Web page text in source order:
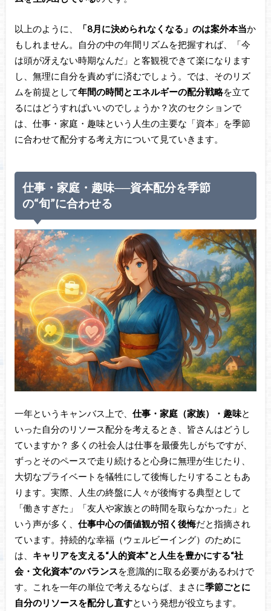
以上のように、 「8月に決められなくなる」のは案外本当か
もしれません。自分の中の年間リズムを把握すれば、「今
は頭が冴えない時期なんだ」と客観視できて楽になります
し、無理に自分を責めずに済むでしょう。では、そのリズ
ムを前提として年間の時間とエネルギーの配分戦略を立て
るにはどうすればいいのでしょうか？次のセクションで
は、仕事・家庭・趣味という人生の主要な「資本」を季節
に合わせて配分する考え方について見ていきます。
仕事・家庭・趣味──資本配分を季節
の“旬”に合わせる
一年というキャンバス上で、 仕事・家庭（家族）・趣味と
いった自分のリソース配分を考えるとき、皆さんはどうし
ていますか？ 多くの社会人は仕事を最優先しがちですが、
ずっとそのペースで走り続けると心身に無理が生じたり、
大切なプライベートを犠牲にして後悔したりすることもあ
ります。実際、人生の終盤に人々が後悔する典型として
「働きすぎた」「友人や家族との時間を取らなかった」と
いう声が多く、 仕事中心の価値観が招く後悔だと指摘され
ています。持続的な幸福（ウェルビーイング）のために
は、 キャリアを支える“人的資本”と人生を豊かにする“社
会・文化資本”のバランスを意識的に取る必要があるわけで
す。これを一年の単位で考えるならば、まさに季節ごとに
自分のリソースを配分し直すという発想が役立ちます。